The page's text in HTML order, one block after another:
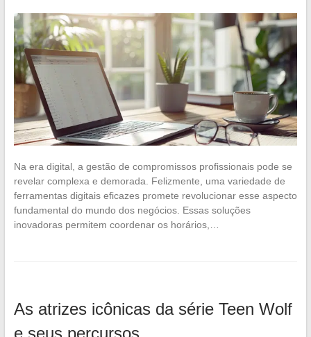
Na era digital, a gestão de compromissos profissionais pode se
revelar complexa e demorada. Felizmente, uma variedade de
ferramentas digitais eficazes promete revolucionar esse aspecto
fundamental do mundo dos negócios. Essas soluções
inovadoras permitem coordenar os horários,…
As atrizes icônicas da série Teen Wolf